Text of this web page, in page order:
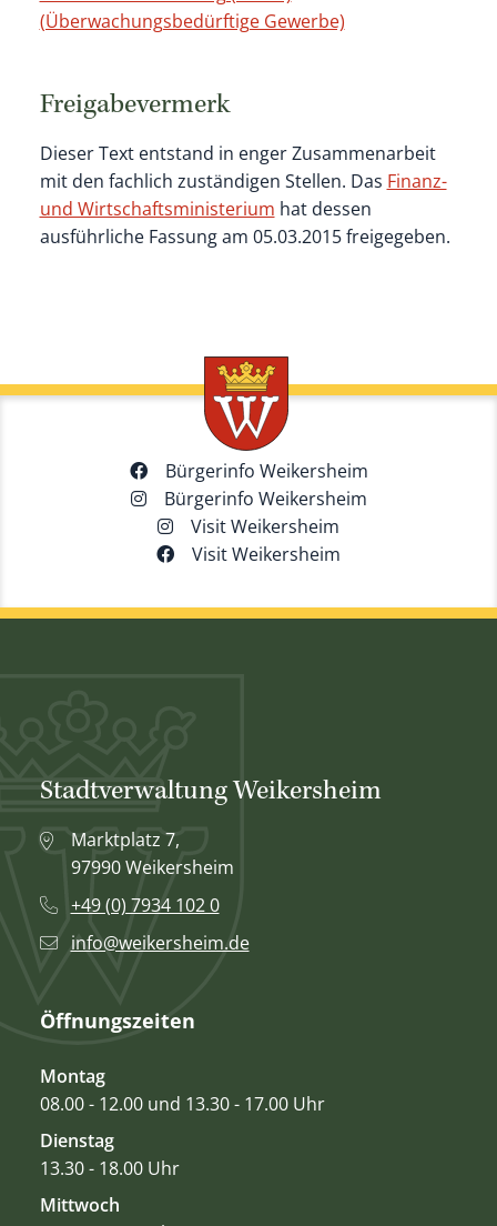
(Überwachungsbedürftige Gewerbe)
Freigabevermerk
Dieser Text entstand in enger Zusammenarbeit
mit den fachlich zuständigen Stellen. Das Finanz-
und Wirtschaftsministerium hat dessen
ausführliche Fassung am 05.03.2015 freigegeben.
Bürgerinfo Weikersheim
Bürgerinfo Weikersheim
Visit Weikersheim
Visit Weikersheim
Stadtverwaltung Weikersheim
Marktplatz 7,
97990 Weikersheim
+49 (0) 7934 102 0
info@weikersheim.de
Öffnungszeiten
Montag
08.00 - 12.00 und 13.30 - 17.00 Uhr
Dienstag
13.30 - 18.00 Uhr
Mittwoch